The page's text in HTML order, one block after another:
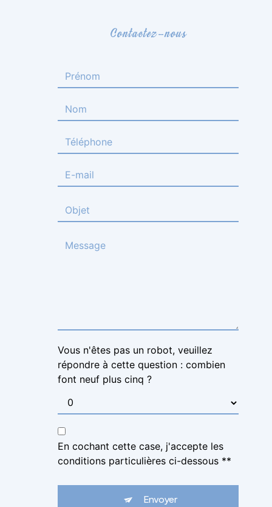
Contactez-nous
Vous n'êtes pas un robot, veuillez
répondre à cette question : combien
font neuf plus cinq ?
En cochant cette case, j'accepte les
conditions particulières ci-dessous **
Envoyer